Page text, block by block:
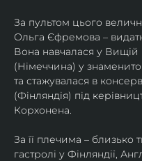
За пультом цього
Ольга Єфремова –
Вона навчалася у Вищій
(Німеччина) у
та стажувалася в
(Фінляндія) під
Корхонена.
За її плечима – близько
гастролі у Фінляндії,